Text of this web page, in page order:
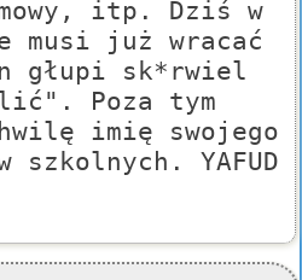
itp. Dziś w
musi już wracać
głupi sk*rwiel
Poza tym
imię swojego
szkolnych. YAFUD